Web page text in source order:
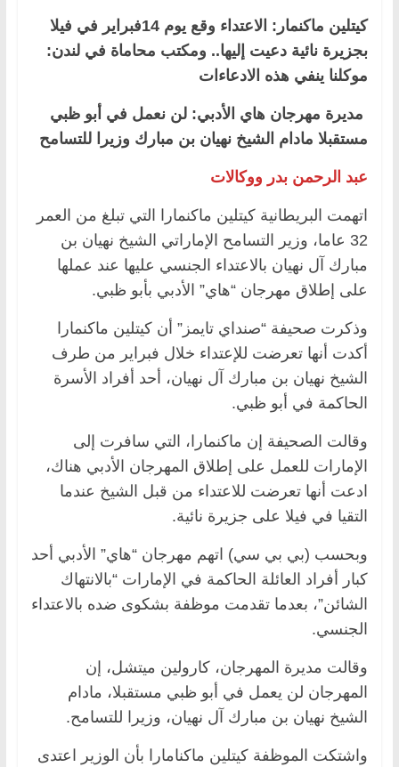
كيتلين ماكنمار: الاعتداء وقع يوم 14فبراير في فيلا
بجزيرة نائية دعيت إليها.. ومكتب محاماة في لندن:
موكلنا ينفي هذه الادعاءات
مديرة مهرجان هاي الأدبي: لن نعمل في أبو ظبي
مستقبلا مادام الشيخ نهيان بن مبارك وزيرا للتسامح
عبد الرحمن بدر ووكالات
اتهمت البريطانية كيتلين ماكنمارا التي تبلغ من العمر
32 عاما، وزير التسامح الإماراتي الشيخ نهيان بن
مبارك آل نهيان بالاعتداء الجنسي عليها عند عملها
على إطلاق مهرجان “هاي” الأدبي بأبو ظبي.
وذكرت صحيفة “صنداي تايمز” أن كيتلين ماكنمارا
أكدت أنها تعرضت للإعتداء خلال فبراير من طرف
الشيخ نهيان بن مبارك آل نهيان، أحد أفراد الأسرة
الحاكمة في أبو ظبي.
وقالت الصحيفة إن ماكنمارا، التي سافرت إلى
الإمارات للعمل على إطلاق المهرجان الأدبي هناك،
ادعت أنها تعرضت للاعتداء من قبل الشيخ عندما
التقيا في فيلا على جزيرة نائية.
وبحسب (بي بي سي) اتهم مهرجان “هاي” الأدبي أحد
كبار أفراد العائلة الحاكمة في الإمارات “بالانتهاك
الشائن”، بعدما تقدمت موظفة بشكوى ضده بالاعتداء
الجنسي.
وقالت مديرة المهرجان، كارولين ميتشل، إن
المهرجان لن يعمل في أبو ظبي مستقبلا، مادام
الشيخ نهيان بن مبارك آل نهيان، وزيرا للتسامح.
واشتكت الموظفة كيتلين ماكنامارا بأن الوزير اعتدى